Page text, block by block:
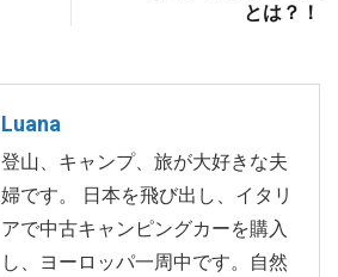
とは？！
Luana
登山、キャンプ、旅が大好きな夫
婦です。 日本を飛び出し、イタリ
アで中古キャンピングカーを購入
し、ヨーロッパ一周中です。自然